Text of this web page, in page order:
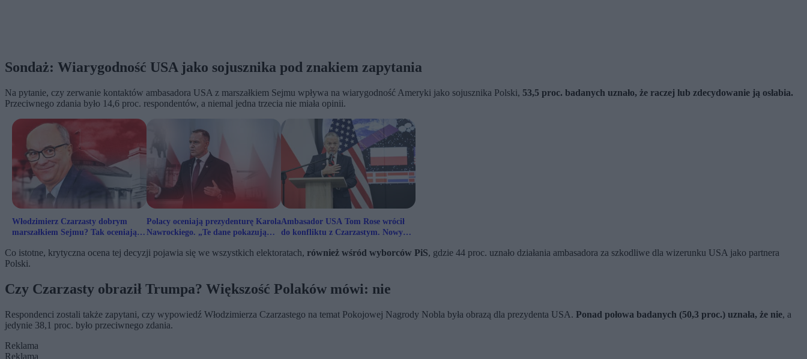
Sondaż: Wiarygodność USA jako sojusznika pod znakiem zapytania
Na pytanie, czy zerwanie kontaktów ambasadora USA z marszałkiem Sejmu wpływa na wiarygodność Ameryki jako sojusznika Polski, 53,5 proc. badanych uznało, że raczej lub zdecydowanie ją osłabia.
Przeciwnego zdania było 14,6 proc. respondentów, a niemal jedna trzecia nie miała opinii.
Włodzimierz Czarzasty dobrym
marszałkiem Sejmu? Tak oceniają
Polacy oceniają prezydenturę Karola
Nawrockiego. „Te dane pokazują
Ambasador USA Tom Rose wrócił
do konfliktu z Czarzastym. Nowy
Co istotne, krytyczna ocena tej decyzji pojawia się we wszystkich elektoratach, również wśród wyborców PiS, gdzie 44 proc. uznało działania ambasadora za szkodliwe dla wizerunku USA jako partnera
Polski.
Czy Czarzasty obraził Trumpa? Większość Polaków mówi: nie
Respondenci zostali także zapytani, czy wypowiedź Włodzimierza Czarzastego na temat Pokojowej Nagrody Nobla była obrazą dla prezydenta USA. Ponad połowa badanych (50,3 proc.) uznała, że nie, a
jedynie 38,1 proc. było przeciwnego zdania.
Reklama
Reklama